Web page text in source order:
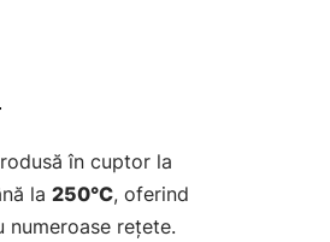
în cuptor la
la 250°C, oferind
rețete.